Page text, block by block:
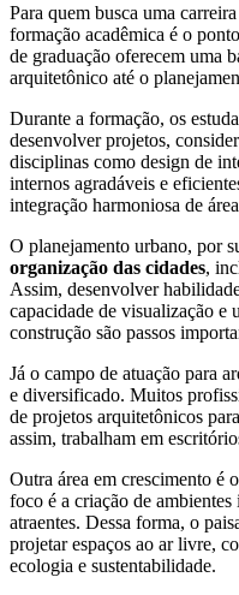
Para quem busca uma
formação acadêmica é o
de graduação oferecem uma
arquitetônico até o
Durante a formação, os
desenvolver projetos,
disciplinas como design de
internos agradáveis e
integração harmoniosa de
O planejamento urbano, por
organização das cidades,
Assim, desenvolver
capacidade de visualização e
construção são passos
Já o campo de atuação para
e diversificado. Muitos
de projetos arquitetônicos
assim, trabalham em
Outra área em crescimento é
foco é a criação de
atraentes. Dessa forma, o
projetar espaços ao ar livre,
ecologia e sustentabilidade.